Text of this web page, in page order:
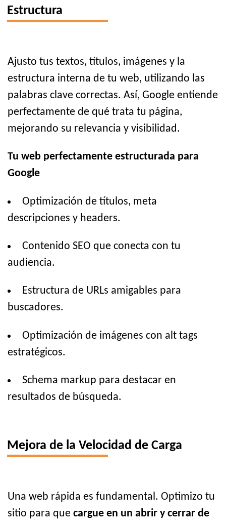
Estructura
Ajusto tus textos, títulos, imágenes y la
estructura interna de tu web, utilizando las
palabras clave correctas. Así, Google entiende
perfectamente de qué trata tu página,
mejorando su relevancia y visibilidad.
Tu web perfectamente estructurada para
Google
Optimización de títulos, meta
descripciones y headers.
Contenido SEO que conecta con tu
audiencia.
Estructura de URLs amigables para
buscadores.
Optimización de imágenes con alt tags
estratégicos.
Schema markup para destacar en
resultados de búsqueda.
Mejora de la Velocidad de Carga
Una web rápida es fundamental. Optimizo tu
sitio para que cargue en un abrir y cerrar de